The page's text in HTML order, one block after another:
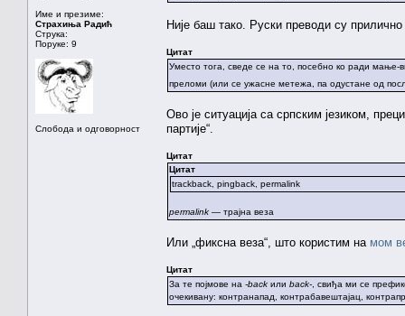
Име и презиме:
Страхиња Радић
Струка:
Поруке: 9
Слобода и одговорност
Није баш тако. Руски преводи су
Цитат
Уместо тога, сведе се на то, посебно ко ради
преломи (или се ужасне метежа, па одустане од
Ово је ситуација са српским језиком,
партије“.
Цитат
Цитат
trackback, pingback, permalink
permalink — трајна веза
Или „фиксна веза“, што користим на мом
Цитат
За те појмове на -back или back- , свиђа ми се
очекивану: контранапад, контрабавештајац,